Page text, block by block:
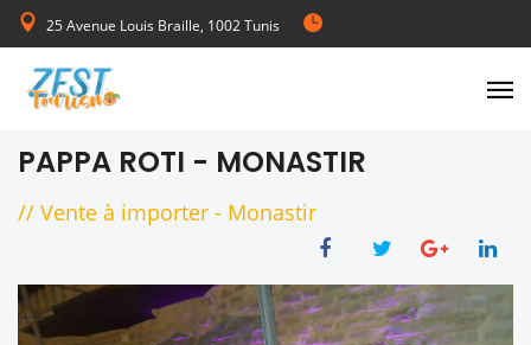
25 Avenue Louis Braille, 1002 Tunis
de Lundi au Vendredi 08:00-17:00
PAPPA ROTI - MONASTIR
// Vente à importer - Monastir